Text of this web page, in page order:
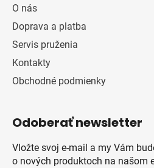
O nás
Doprava a platba
Servis pruženia
Kontakty
Obchodné podmienky
Odoberať newsletter
Vložte svoj e-mail a my Vám
o nových produktoch na našom